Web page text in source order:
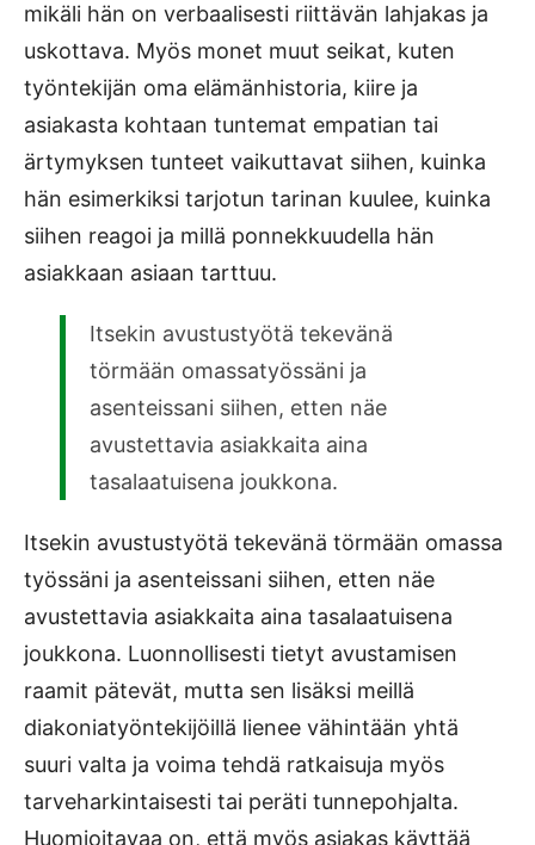
mikäli hän on verbaalisesti riittävän lahjakas ja
uskottava. Myös monet muut seikat, kuten
työntekijän oma elämänhistoria, kiire ja
asiakasta kohtaan tuntemat empatian tai
ärtymyksen tunteet vaikuttavat siihen, kuinka
hän esimerkiksi tarjotun tarinan kuulee, kuinka
siihen reagoi ja millä ponnekkuudella hän
asiakkaan asiaan tarttuu.
Itsekin avustustyötä tekevänä
törmään omassatyössäni ja
asenteissani siihen, etten näe
avustettavia asiakkaita aina
tasalaatuisena joukkona.
Itsekin avustustyötä tekevänä törmään omassa
työssäni ja asenteissani siihen, etten näe
avustettavia asiakkaita aina tasalaatuisena
joukkona. Luonnollisesti tietyt avustamisen
raamit pätevät, mutta sen lisäksi meillä
diakoniatyöntekijöillä lienee vähintään yhtä
suuri valta ja voima tehdä ratkaisuja myös
tarveharkintaisesti tai peräti tunnepohjalta.
Huomioitavaa on, että myös asiakas käyttää